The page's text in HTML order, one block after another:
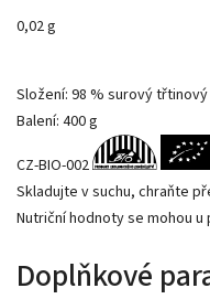
0,02 g
Složení: 98 % surový
Balení: 400 g
CZ-BIO-002
Skladujte v suchu, chraňte
Nutriční hodnoty se mohou
Doplňkové